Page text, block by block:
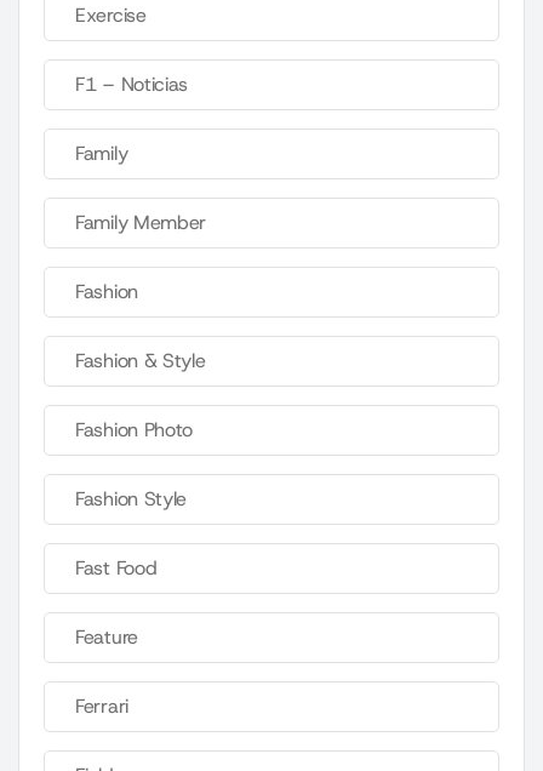
Exercise
F1 – Noticias
Family
Family Member
Fashion
Fashion & Style
Fashion Photo
Fashion Style
Fast Food
Feature
Ferrari